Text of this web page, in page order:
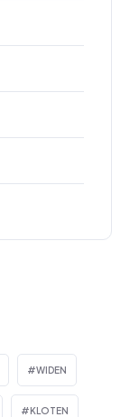
WIDEN
KLOTEN